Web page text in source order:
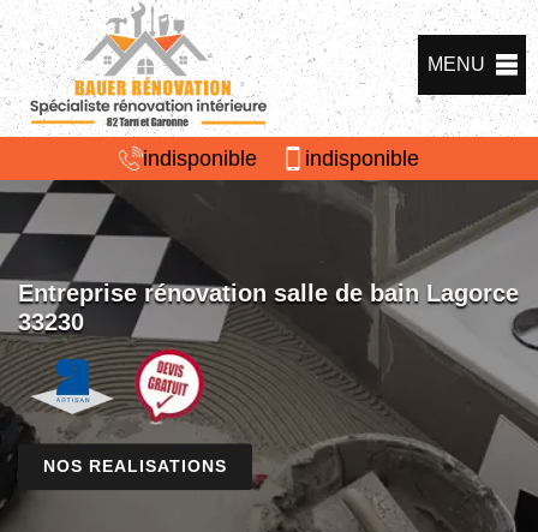
MENU
indisponible indisponible
Entreprise rénovation salle de bain Lagorce
33230
NOS REALISATIONS